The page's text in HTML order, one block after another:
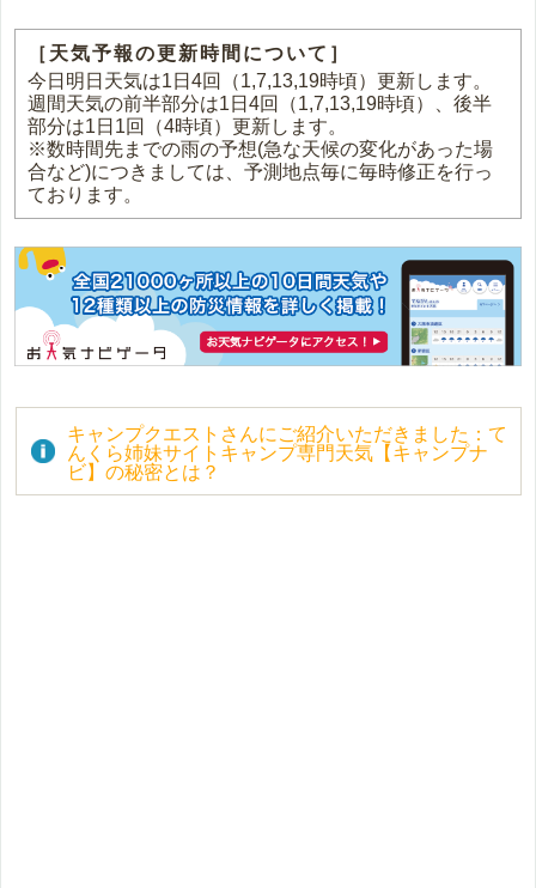
［天気予報の更新時間について］
今日明日天気は1日4回（1,7,13,19時頃）更新します。
週間天気の前半部分は1日4回（1,7,13,19時頃）、後半
部分は1日1回（4時頃）更新します。
※数時間先までの雨の予想(急な天候の変化があった場
合など)につきましては、予測地点毎に毎時修正を行っ
ております。
キャンプクエストさんにご紹介いただきました：て
んくら姉妹サイトキャンプ専門天気【キャンプナ
ビ】の秘密とは？